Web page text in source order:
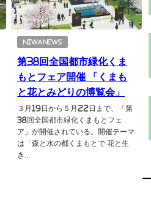
NIWA NEWS
第38回全国都市緑化くま
もとフェア開催 「くまも
と花とみどりの博覧会」
３月19日から５月22日まで、「第
38回全国都市緑化くまもとフェ
ア」が開催されている。開催テーマ
は「森と水の都くまもとで 花と生
き...